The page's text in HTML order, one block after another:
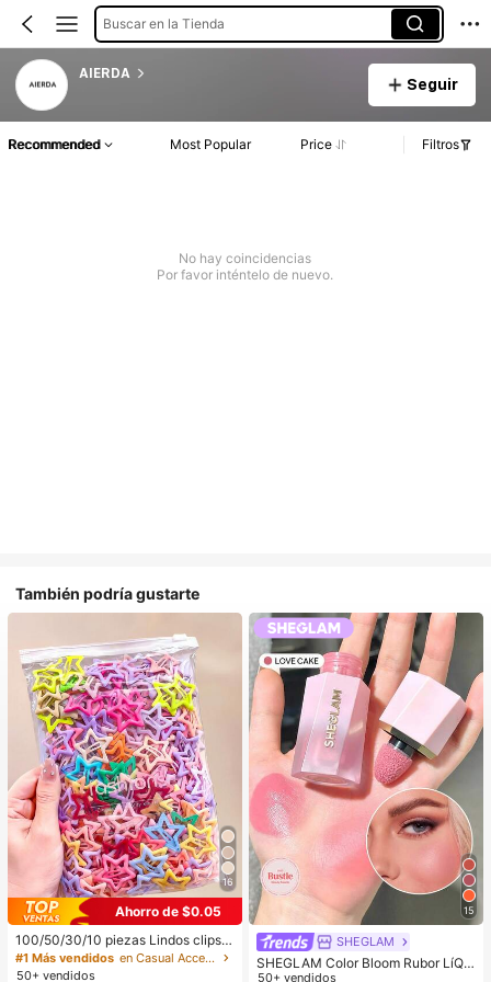
Buscar en la Tienda
AIERDA
Seguir
Recommended Most Popular Price Filtros
No hay coincidencias
Por favor inténtelo de nuevo.
También podría gustarte
16
Ahorro de $0.05
100/50/30/10 piezas Lindos clips d
e estrella de cinco puntas estilo Y2
K, clips de cabello coloridos, acces
#1 Más vendidos
en Casual Accesorios para el cabello de las mujere
50+ vendidos
15
SHEGLAM
SHEGLAM Color Bloom Rubor LíQui
do Acabado Mate-Love Cake Color
50+ vendidos